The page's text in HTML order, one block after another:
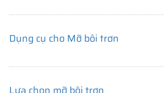
Dụng cụ cho Mỡ bôi trơn